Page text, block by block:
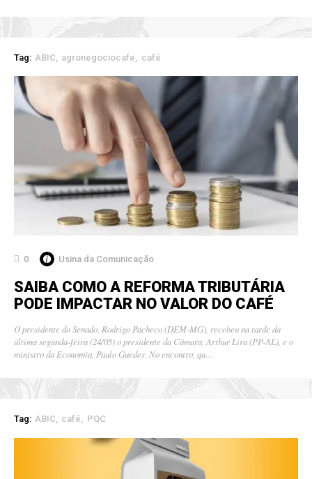
Tag: ABIC agronegociocafe café
0 Usina da Comunicação
SAIBA COMO A REFORMA TRIBUTÁRIA
PODE IMPACTAR NO VALOR DO CAFÉ
O presidente do Senado, Rodrigo Pacheco (DEM-MG), recebeu na tarde da
última segunda-feira (24/05) o presidente da Câmara, Arthur Lira (PP-AL), e o
ministro da Economia, Paulo Guedes. No encontro, qu…
Tag: ABIC café PQC